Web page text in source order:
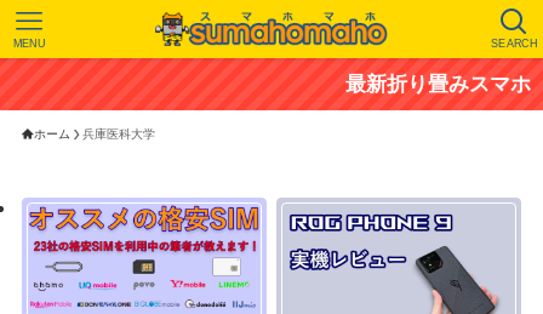
SEARCH
MENU
最新折り畳みスマホ
ホーム 兵庫医科大学